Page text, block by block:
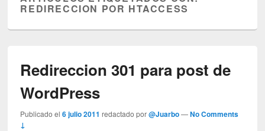
REDIRECCION POR HTACCESS
Redireccion 301 para post de
WordPress
Publicado el6 julio 2011 redactado por@Juarbo —No Comments
↓